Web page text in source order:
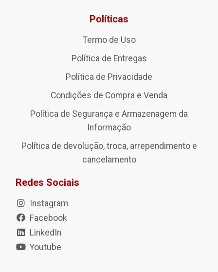
Políticas
Termo de Uso
Política de Entregas
Política de Privacidade
Condições de Compra e Venda
Política de Segurança e Armazenagem da
Informação
Política de devolução, troca, arrependimento e
cancelamento
Redes Sociais
Instagram
Facebook
LinkedIn
Youtube